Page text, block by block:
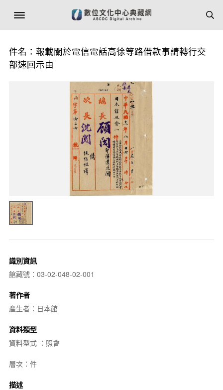
件名：報載關於電信電話高徐等路借款事請轉行交
部速回示由
識別資訊
館藏號：03-02-048-02-001
著作者
產生者：日本館
資料類型
資料型式 ：照會
層次：件
描述